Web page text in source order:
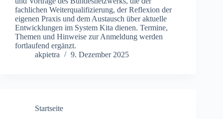
fachlichen Weiterqualifizierung, der Reflexion der
eigenen Praxis und dem Austausch über aktuelle
Entwicklungen im System Kita dienen. Termine,
Themen und Hinweise zur Anmeldung werden
fortlaufend ergänzt.
akpietra
9. Dezember 2025
Startseite